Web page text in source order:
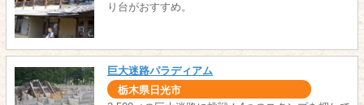
り台がおすすめ。
巨大迷路パラディアム
栃木県日光市